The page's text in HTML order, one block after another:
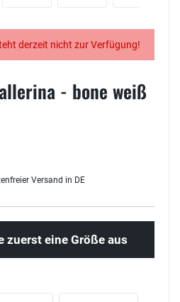
derzeit nicht zur Verfügung!
- bone weiß
Versand in DE
zuerst eine Größe aus